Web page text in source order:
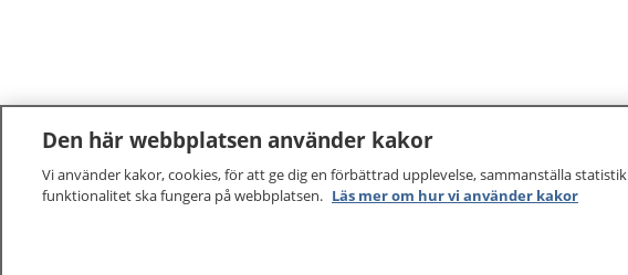
Den här webbplatsen använder kakor
Vi använder kakor, cookies, för att ge dig en förbättrad upplevelse, sammanställa
funktionalitet ska fungera på webbplatsen. Läs mer om hur vi använder kakor